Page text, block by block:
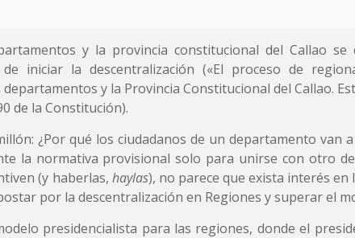
y la provincia constitucional del Callao
iniciar la descentralización («El proceso de
y la Provincia Constitucional del Callao.
de la Constitución).
¿Por qué los ciudadanos de un departamento van
la normativa provisional solo para unirse con otro
(y haberlas, haylas), no parece que exista interés
por la descentralización en Regiones y superar el
presidencialista para las regiones, donde el